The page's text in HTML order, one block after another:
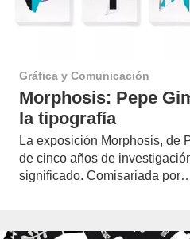
Gráfica y Comunicación
Morphosis: Pepe
la tipografía
La exposición Morphosis, de
de cinco años de
significado. Comisariada